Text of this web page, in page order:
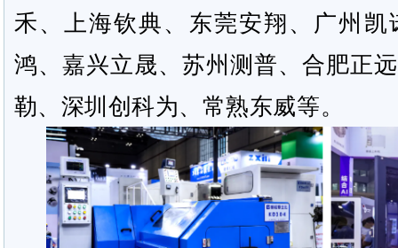
禾、上海钦典、东莞安翔、广州
鸿、嘉兴立晟、苏州测普、合肥正
勒、深圳创科为、常熟东威等。